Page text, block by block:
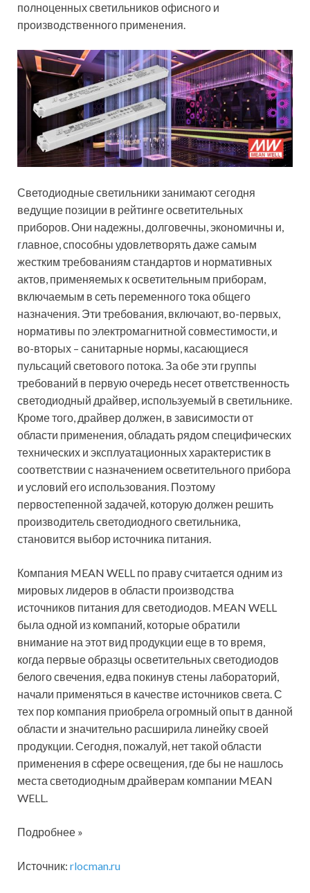
полноценныхсветильников офисного и
производственного применения.
Светодиодные светильники занимают сегодня
ведущие позиции в рейтинге осветительных
приборов. Они надежны, долговечны, экономичны и,
главное, способны удовлетворять даже самым
жестким требованиям стандартов и нормативных
актов, применяемых к осветительным приборам,
включаемым в сеть переменного тока общего
назначения. Эти требования, включают, во-первых,
нормативы по электромагнитной совместимости, и
во-вторых – санитарные нормы, касающиеся
пульсаций светового потока. За обе эти группы
требований в первую очередь несет ответственность
светодиодный драйвер, используемый в светильнике.
Кроме того, драйвер должен, в зависимости от
области применения, обладать рядом специфических
технических и эксплуатационных характеристик в
соответствии с назначением осветительного прибора
и условий его использования. Поэтому
первостепенной задачей, которую должен решить
производитель светодиодного светильника,
становится выбор источника питания.
Компания MEAN WELL по праву считается одним из
мировых лидеров в области производства
источников питания для светодиодов. MEAN WELL
была одной из компаний, которые обратили
внимание на этот вид продукции еще в то время,
когда первые образцы осветительных светодиодов
белого свечения, едва покинув стены лабораторий,
начали применяться в качестве источников света. С
тех пор компания приобрела огромный опыт в данной
области и значительно расширила линейку своей
продукции. Сегодня, пожалуй, нет такой области
применения в сфере освещения, где бы не нашлось
места светодиодным драйверам компании MEAN
WELL.
Подробнее »
Источник: rlocman.ru